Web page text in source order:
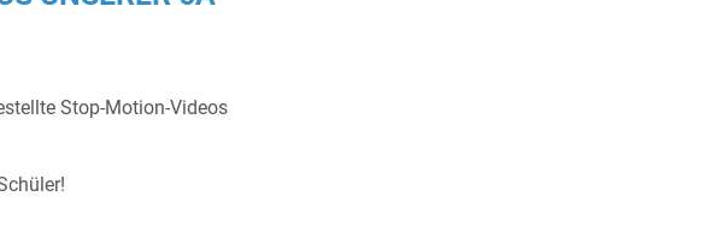
Stop-Motion-Videos